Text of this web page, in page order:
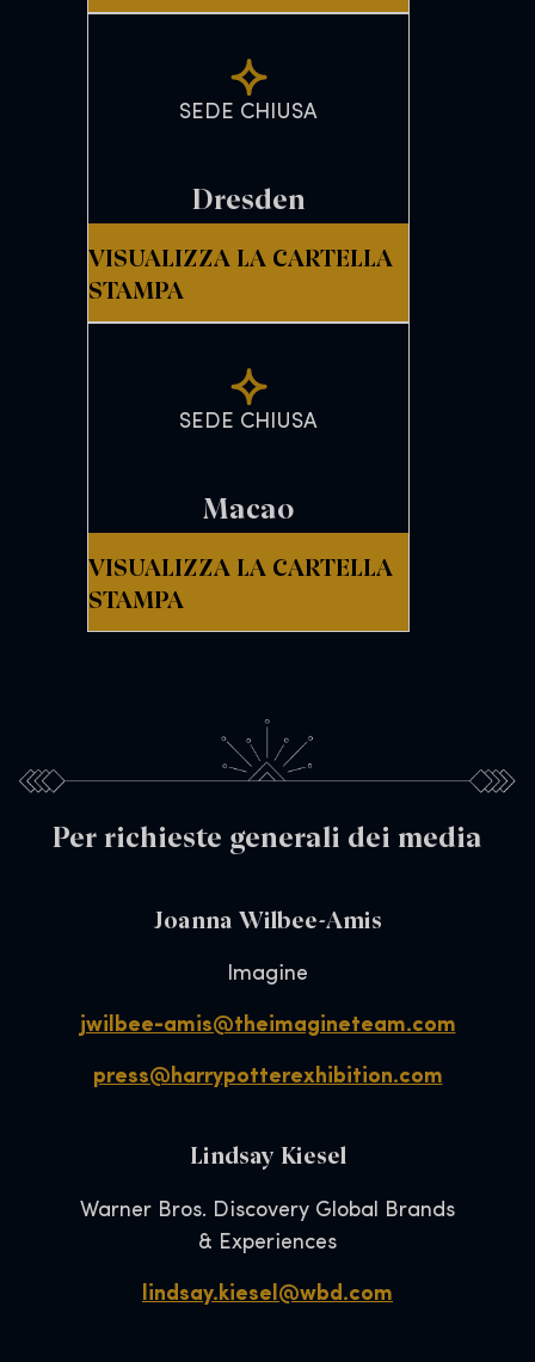
SEDE CHIUSA
Dresden
VISUALIZZA LA CARTELLA
STAMPA
SEDE CHIUSA
Macao
VISUALIZZA LA CARTELLA
STAMPA
Per richieste generali dei media
Joanna Wilbee-Amis
Imagine
jwilbee-amis@theimagineteam.com
press@harrypotterexhibition.com
Lindsay Kiesel
Warner Bros. Discovery Global Brands
& Experiences
lindsay.kiesel@wbd.com